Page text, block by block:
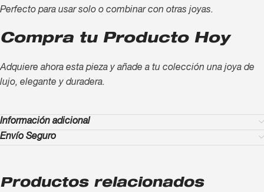
Perfecto para usar solo o combinar con otras joyas.
Compra tu Producto Hoy
Adquiere ahora esta pieza y añade a tu colección una joya de
lujo, elegante y duradera.
Información adicional
Envío Seguro
Productos relacionados